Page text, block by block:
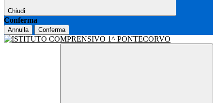
Chiudi
Conferma
Annulla Conferma